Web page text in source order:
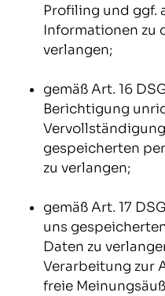
Profiling und ggf.
Informationen zu
verlangen;
gemäß Art. 16
Berichtigung
gespeicherten
zu verlangen;
gemäß Art. 17
uns
Daten zu
Verarbeitung zur
freie